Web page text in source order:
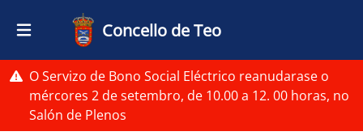
Ir o contido principal
Concello de Teo
O Servizo de Bono Social Eléctrico reanudarase o
mércores 2 de setembro, de 10.00 a 12. 00 horas, no
Salón de Plenos